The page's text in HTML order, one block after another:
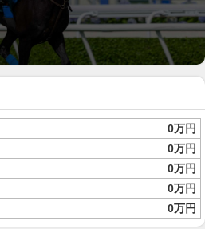
0万円
0万円
0万円
0万円
0万円